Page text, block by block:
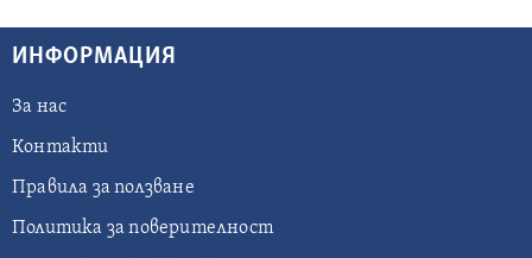
ИНФОРМАЦИЯ
За нас
Контакти
Правила за ползване
Политика за поверителност